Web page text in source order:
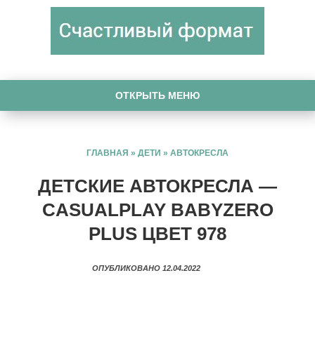
ОТКРЫТЬ МЕНЮ
ГЛАВНАЯ » ДЕТИ » АВТОКРЕСЛА
ДЕТСКИЕ АВТОКРЕСЛА —
CASUALPLAY BABYZERO
PLUS ЦВЕТ 978
ОПУБЛИКОВАНО 12.04.2022